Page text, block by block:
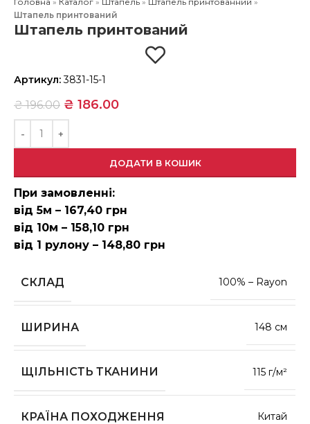
Штапель принтований
Штапель принтований
Артикул:3831-15-1
₴196.00 ₴ 186.00
ДОДАТИ В КОШИК
При замовленні:
від 5м – 167,40 грн
від 10м – 158,10 грн
від 1 рулону – 148,80 грн
СКЛАД 100% – Rayon
ШИРИНА 148 см
ЩІЛЬНІСТЬ ТКАНИНИ 115 г/м²
КРАЇНА ПОХОДЖЕННЯ Китай